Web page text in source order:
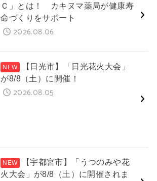
Ｃ」とは！ カキヌマ薬局が健康寿
命づくりをサポート
2026.08.06
【日光市】「日光花火大会」
が8/8（土）に開催！
2026.08.05
【宇都宮市】「うつのみや花
火大会」が8/8（土）に開催されま